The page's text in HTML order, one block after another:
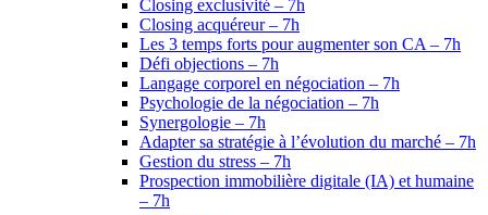
Closing exclusivité – 7h
Closing acquéreur – 7h
Les 3 temps forts pour augmenter son CA – 7h
Défi objections – 7h
Langage corporel en négociation – 7h
Psychologie de la négociation – 7h
Synergologie – 7h
Adapter sa stratégie à l’évolution du marché – 7h
Gestion du stress – 7h
Prospection immobilière digitale (IA) et humaine
– 7h